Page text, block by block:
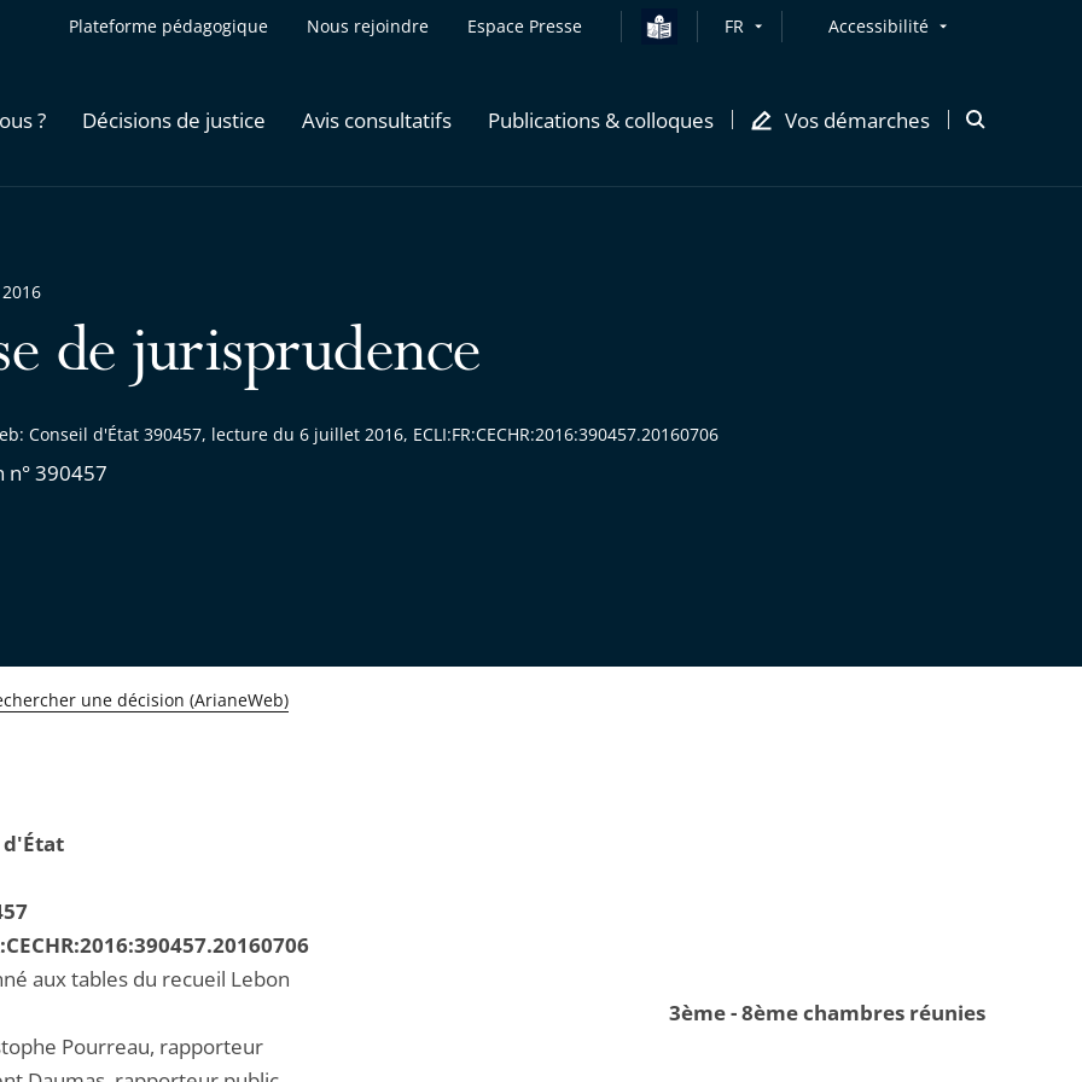
Plateforme pédagogique Nous rejoindre Espace Presse FR Accessibilité
? Décisions de justice Avis consultatifs Publications & colloques Vos démarches
Ouvrir
de jurisprudence
Conseil d'État 390457, lecture du 6 juillet 2016, ECLI:FR:CECHR:2016:390457.20160706
n° 390457
2016
une décision (ArianeWeb)
d'État
aux tables du recueil Lebon
3ème - 8ème chambres réunies
Pourreau, rapporteur